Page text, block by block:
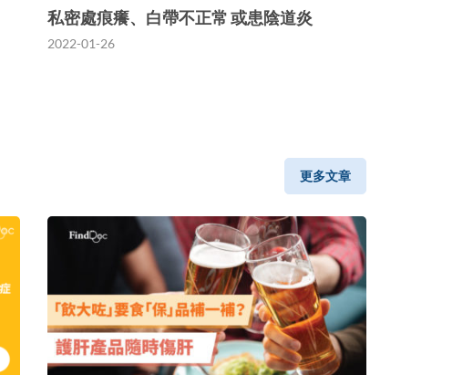
私密處痕癢、白帶不正常 或患陰道炎
2022-01-26
更多文章